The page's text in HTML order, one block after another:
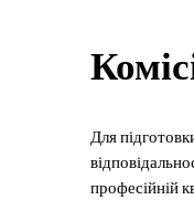
Комісії
Для
професійній